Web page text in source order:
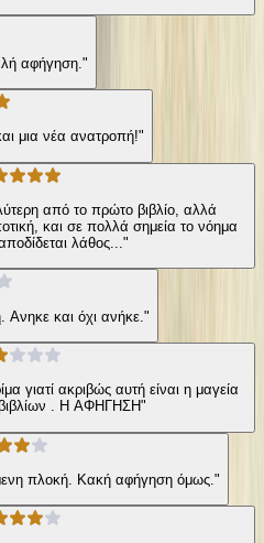
αφήγηση."
μια νέα ανατροπή!"
από το πρώτο βιβλίο, αλλά
και σε πολλά σημεία το νόημα
λάθος..."
"Καλό. Προσοχή στην ανάγνωση. Ανηκε και όχι ανήκε."
γιατί ακριβώς αυτή είναι η μαγεία
. Η ΑΦΗΓΗΣΗ"
πλοκή. Κακή αφήγηση όμως."